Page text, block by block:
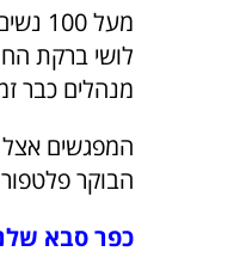
מעל
לושי ברקת
מנהלים כבר
המפגשים אצל
הבוקר
כפר סבא שלנו – 40 אלף